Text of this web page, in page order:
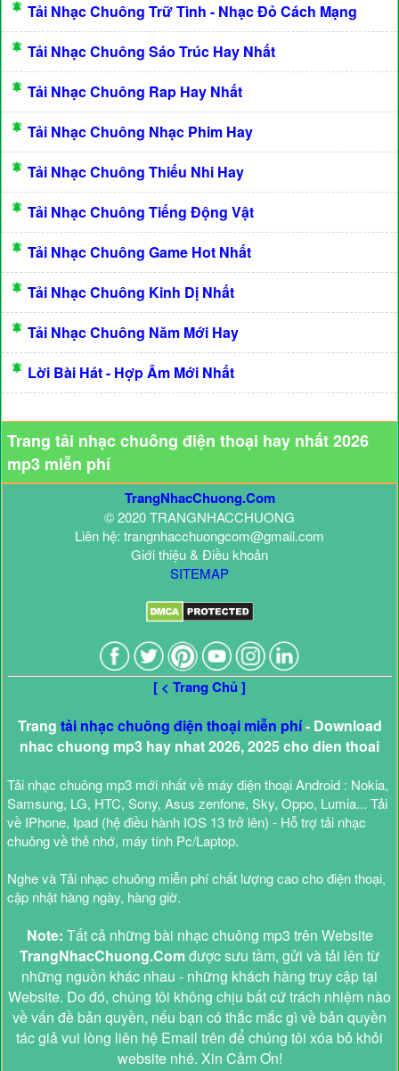
Tải Nhạc Chuông Trữ Tình - Nhạc Đỏ Cách Mạng
Tải Nhạc Chuông Sáo Trúc Hay Nhất
Tải Nhạc Chuông Rap Hay Nhất
Tải Nhạc Chuông Nhạc Phim Hay
Tải Nhạc Chuông Thiếu Nhi Hay
Tải Nhạc Chuông Tiếng Động Vật
Tải Nhạc Chuông Game Hot Nhất
Tải Nhạc Chuông Kinh Dị Nhất
Tải Nhạc Chuông Năm Mới Hay
Lời Bài Hát - Hợp Âm Mới Nhất
Trang tải nhạc chuông điện thoại hay nhất 2026
mp3 miễn phí
TrangNhacChuong.Com
© 2020 TRANGNHACCHUONG
Liên hệ: trangnhacchuongcom@gmail.com
Giới thiệu & Điều khoản
SITEMAP
[ < Trang Chủ ]
Trang tải nhạc chuông điện thoại miễn phí- Download
nhac chuong mp3 hay nhat 2026, 2025 cho dien thoai
Tải nhạc chuông mp3 mới nhất về máy điện thoại Android : Nokia,
Samsung, LG, HTC, Sony, Asus zenfone, Sky, Oppo, Lumia... Tải
về IPhone, Ipad (hệ điều hành IOS 13 trở lên) - Hỗ trợ tải nhạc
chuông về thẻ nhớ, máy tính Pc/Laptop.
Nghe và Tải nhạc chuông miễn phí chất lượng cao cho điện thoại,
cập nhật hàng ngày, hàng giờ.
Note: Tất cả những bài nhạc chuông mp3 trên Website
TrangNhacChuong.Comđược sưu tầm, gửi và tải lên từ
những nguồn khác nhau - những khách hàng truy cập tại
Website. Do đó, chúng tôi không chịu bất cứ trách nhiệm nào
về vấn đề bản quyền, nếu bạn có thắc mắc gì về bản quyền
tác giả vui lòng liên hệ Email trên để chúng tôi xóa bỏ khỏi
website nhé. Xin Cảm Ơn!